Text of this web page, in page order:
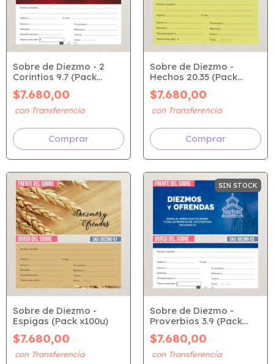
Sobre de Diezmo - 2
Corintios 9.7 (Pack
x100u)
$7.680,00
Sobre de Diezmo -
Hechos 20.35 (Pack
x100u)
$7.680,00
Sobre de Diezmo -
Espigas (Pack x100u)
$7.680,00
SIN STOCK
Sobre de Diezmo -
Proverbios 3.9 (Pack
x100u)
$7.680,00